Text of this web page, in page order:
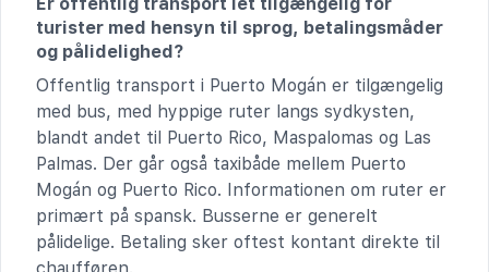
turister med hensyn til sprog, betalingsmåder
og pålidelighed?
Offentlig transport i Puerto Mogán er tilgængelig
med bus, med hyppige ruter langs sydkysten,
blandt andet til Puerto Rico, Maspalomas og Las
Palmas. Der går også taxibåde mellem Puerto
Mogán og Puerto Rico. Informationen om ruter er
primært på spansk. Busserne er generelt
pålidelige. Betaling sker oftest kontant direkte til
chaufføren.